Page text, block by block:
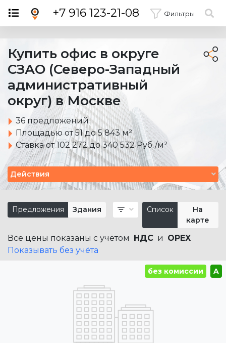
+7 916 123-21-08 Фильтры
×
Купить офис в округе
СЗАО (Северо-Западный
административный
округ) в Москве
36 предложений
Площадью от 51 до 5 843 м²
Ставка от 102 272 до 340 532 Руб./м²
Действия
Предложения Здания Список
На
карте
Все цены показаны с учётом НДС и OPEX
Показывать без учёта
без комиссии A